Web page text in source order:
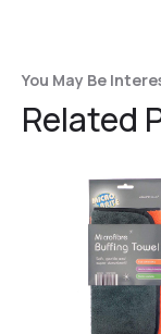
You May Be
Related